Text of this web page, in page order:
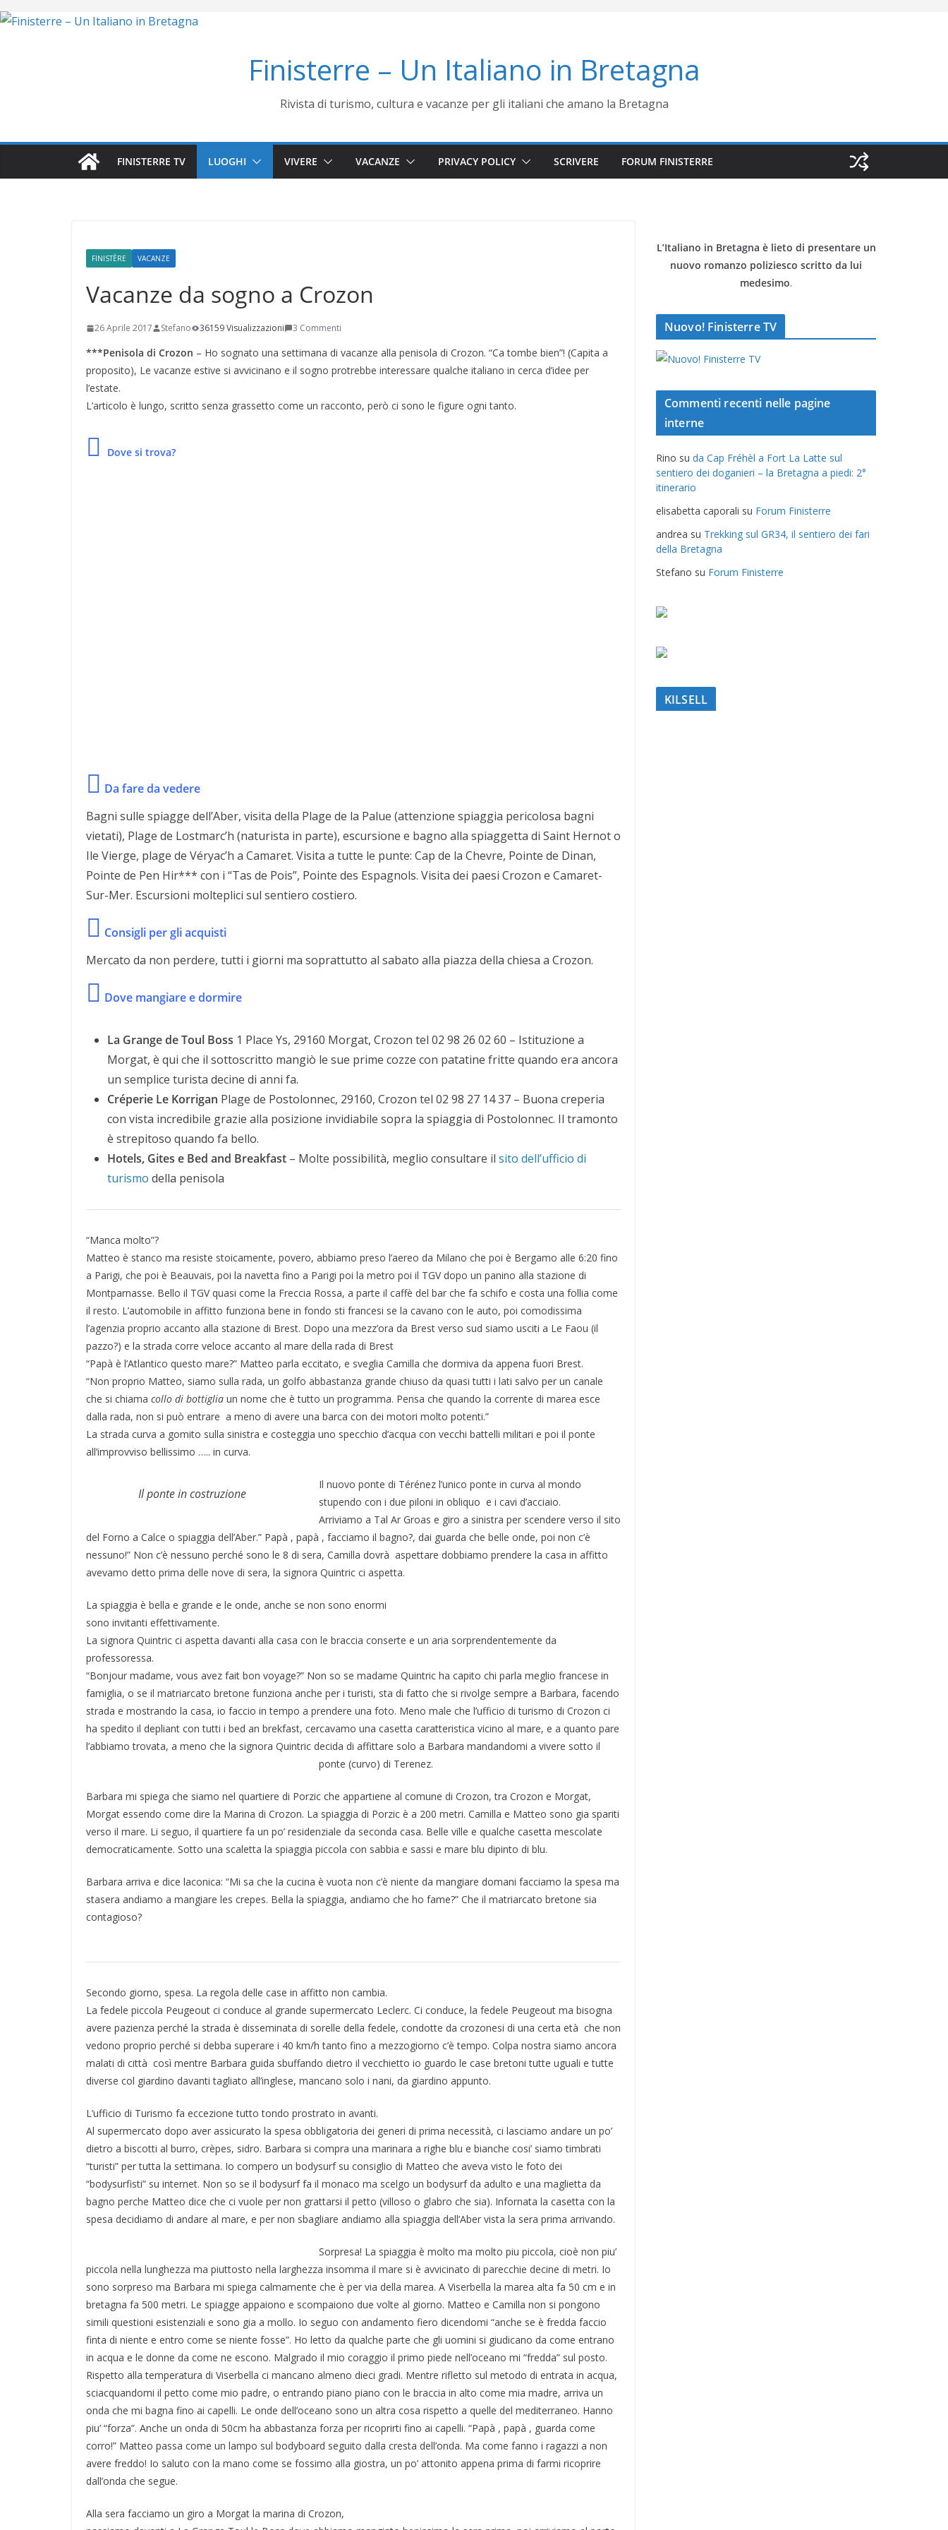
Salta
Finisterre – Un Italiano in Bretagna
Rivista di turismo, cultura e vacanze per gli italiani che amano la Bretagna
FINISTERRE TV LUOGHI VIVERE VACANZE PRIVACY POLICY SCRIVERE FORUM FINISTERRE
FINISTÈRE VACANZE
Vacanze da sogno a Crozon
26 Aprile 2017 Stefano 36159 Visualizzazioni 3 Commenti
***Penisola di Crozon – Ho sognato una settimana di vacanze alla penisola di Crozon. “Ca tombe bien”! (Capita a
proposito), Le vacanze estive si avvicinano e il sogno protrebbe interessare qualche italiano in cerca d’idee per
l’estate.
L’articolo è lungo, scritto senza grassetto come un racconto, però ci sono le figure ogni tanto.
Dove si trova?
Da fare da vedere
Bagni sulle spiagge dell’Aber, visita della Plage de la Palue (attenzione spiaggia pericolosa bagni
vietati), Plage de Lostmarc’h (naturista in parte), escursione e bagno alla spiaggetta di Saint Hernot o
Ile Vierge, plage de Véryac’h a Camaret. Visita a tutte le punte: Cap de la Chevre, Pointe de Dinan,
Pointe de Pen Hir*** con i “Tas de Pois”, Pointe des Espagnols. Visita dei paesi Crozon e Camaret-
Sur-Mer. Escursioni molteplici sul sentiero costiero.
Consigli per gli acquisti
Mercato da non perdere, tutti i giorni ma soprattutto al sabato alla piazza della chiesa a Crozon.
Dove mangiare e dormire
La Grange de Toul Boss 1 Place Ys, 29160 Morgat, Crozon tel 02 98 26 02 60 – Istituzione a
Morgat, è qui che il sottoscritto mangiò le sue prime cozze con patatine fritte quando era ancora
un semplice turista decine di anni fa.
Créperie Le Korrigan Plage de Postolonnec, 29160, Crozon tel 02 98 27 14 37 – Buona creperia
con vista incredibile grazie alla posizione invidiabile sopra la spiaggia di Postolonnec. Il tramonto
è strepitoso quando fa bello.
Hotels, Gites e Bed and Breakfast – Molte possibilità, meglio consultare il sito dell’ufficio di
turismo della penisola
“Manca molto”?
Matteo è stanco ma resiste stoicamente, povero, abbiamo preso l’aereo da Milano che poi è Bergamo alle 6:20 fino
a Parigi, che poi è Beauvais, poi la navetta fino a Parigi poi la metro poi il TGV dopo un panino alla stazione di
Montparnasse. Bello il TGV quasi come la Freccia Rossa, a parte il caffè del bar che fa schifo e costa una follia come
il resto. L’automobile in affitto funziona bene in fondo sti francesi se la cavano con le auto, poi comodissima
l’agenzia proprio accanto alla stazione di Brest. Dopo una mezz’ora da Brest verso sud siamo usciti a Le Faou (il
pazzo?) e la strada corre veloce accanto al mare della rada di Brest
“Papà è l’Atlantico questo mare?” Matteo parla eccitato, e sveglia Camilla che dormiva da appena fuori Brest.
“Non proprio Matteo, siamo sulla rada, un golfo abbastanza grande chiuso da quasi tutti i lati salvo per un canale
che si chiama collo di bottiglia un nome che è tutto un programma. Pensa che quando la corrente di marea esce
dalla rada, non si può entrare a meno di avere una barca con dei motori molto potenti.”
La strada curva a gomito sulla sinistra e costeggia uno specchio d’acqua con vecchi battelli militari e poi il ponte
all’improvviso bellissimo ….. in curva.
Il ponte in costruzione
Il nuovo ponte di Térénez l’unico ponte in curva al mondo
stupendo con i due piloni in obliquo e i cavi d’acciaio.
Arriviamo a Tal Ar Groas e giro a sinistra per scendere verso il sito
del Forno a Calce o spiaggia dell’Aber.” Papà , papà , facciamo il bagno?, dai guarda che belle onde, poi non c’è
nessuno!” Non c’è nessuno perché sono le 8 di sera, Camilla dovrà aspettare dobbiamo prendere la casa in affitto
avevamo detto prima delle nove di sera, la signora Quintric ci aspetta.
La spiaggia è bella e grande e le onde, anche se non sono enormi
sono invitanti effettivamente.
La signora Quintric ci aspetta davanti alla casa con le braccia conserte e un aria sorprendentemente da
professoressa.
“Bonjour madame, vous avez fait bon voyage?” Non so se madame Quintric ha capito chi parla meglio francese in
famiglia, o se il matriarcato bretone funziona anche per i turisti, sta di fatto che si rivolge sempre a Barbara, facendo
strada e mostrando la casa, io faccio in tempo a prendere una foto. Meno male che l’ufficio di turismo di Crozon ci
ha spedito il depliant con tutti i bed an brekfast, cercavamo una casetta caratteristica vicino al mare, e a quanto pare
l’abbiamo trovata, a meno che la signora Quintric decida di affittare solo a Barbara mandandomi a vivere sotto il
ponte (curvo) di Terenez.
Barbara mi spiega che siamo nel quartiere di Porzic che appartiene al comune di Crozon, tra Crozon e Morgat,
Morgat essendo come dire la Marina di Crozon. La spiaggia di Porzic è a 200 metri. Camilla e Matteo sono gia spariti
verso il mare. Li seguo, il quartiere fa un po’ residenziale da seconda casa. Belle ville e qualche casetta mescolate
democraticamente. Sotto una scaletta la spiaggia piccola con sabbia e sassi e mare blu dipinto di blu.
Barbara arriva e dice laconica: “Mi sa che la cucina è vuota non c’è niente da mangiare domani facciamo la spesa ma
stasera andiamo a mangiare les crepes. Bella la spiaggia, andiamo che ho fame?” Che il matriarcato bretone sia
contagioso?
Secondo giorno, spesa. La regola delle case in affitto non cambia.
La fedele piccola Peugeout ci conduce al grande supermercato Leclerc. Ci conduce, la fedele Peugeout ma bisogna
avere pazienza perché la strada è disseminata di sorelle della fedele, condotte da crozonesi di una certa età che non
vedono proprio perché si debba superare i 40 km/h tanto fino a mezzogiorno c’è tempo. Colpa nostra siamo ancora
malati di città così mentre Barbara guida sbuffando dietro il vecchietto io guardo le case bretoni tutte uguali e tutte
diverse col giardino davanti tagliato all’inglese, mancano solo i nani, da giardino appunto.
L’ufficio di Turismo fa eccezione tutto tondo prostrato in avanti.
Al supermercato dopo aver assicurato la spesa obbligatoria dei generi di prima necessità, ci lasciamo andare un po’
dietro a biscotti al burro, crèpes, sidro. Barbara si compra una marinara a righe blu e bianche cosi’ siamo timbrati
“turisti” per tutta la settimana. Io compero un bodysurf su consiglio di Matteo che aveva visto le foto dei
“bodysurfisti” su internet. Non so se il bodysurf fa il monaco ma scelgo un bodysurf da adulto e una maglietta da
bagno perche Matteo dice che ci vuole per non grattarsi il petto (villoso o glabro che sia). Infornata la casetta con la
spesa decidiamo di andare al mare, e per non sbagliare andiamo alla spiaggia dell’Aber vista la sera prima arrivando.
Sorpresa! La spiaggia è molto ma molto piu piccola, cioè non piu’
piccola nella lunghezza ma piuttosto nella larghezza insomma il mare si è avvicinato di parecchie decine di metri. Io
sono sorpreso ma Barbara mi spiega calmamente che è per via della marea. A Viserbella la marea alta fa 50 cm e in
bretagna fa 500 metri. Le spiagge appaiono e scompaiono due volte al giorno. Matteo e Camilla non si pongono
simili questioni esistenziali e sono gia a mollo. Io seguo con andamento fiero dicendomi “anche se è fredda faccio
finta di niente e entro come se niente fosse”. Ho letto da qualche parte che gli uomini si giudicano da come entrano
in acqua e le donne da come ne escono. Malgrado il mio coraggio il primo piede nell’oceano mi “fredda” sul posto.
Rispetto alla temperatura di Viserbella ci mancano almeno dieci gradi. Mentre rifletto sul metodo di entrata in acqua,
sciacquandomi il petto come mio padre, o entrando piano piano con le braccia in alto come mia madre, arriva un
onda che mi bagna fino ai capelli. Le onde dell’oceano sono un altra cosa rispetto a quelle del mediterraneo. Hanno
piu’ “forza”. Anche un onda di 50cm ha abbastanza forza per ricoprirti fino ai capelli. “Papà , papà , guarda come
corro!” Matteo passa come un lampo sul bodyboard seguito dalla cresta dell’onda. Ma come fanno i ragazzi a non
avere freddo! Io saluto con la mano come se fossimo alla giostra, un po’ attonito appena prima di farmi ricoprire
dall’onda che segue.
Alla sera facciamo un giro a Morgat la marina di Crozon,
L’Italiano in Bretagna è lieto di presentare un
nuovo romanzo poliziesco scritto da lui
medesimo.
Nuovo! Finisterre TV
Commenti recenti nelle pagine
interne
Rino su da Cap Fréhèl a Fort La Latte sul
sentiero dei doganieri – la Bretagna a piedi: 2°
itinerario
elisabetta caporali su Forum Finisterre
andrea su Trekking sul GR34, il sentiero dei fari
della Bretagna
Stefano su Forum Finisterre
KILSELL